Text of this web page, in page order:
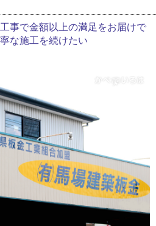
高い施工だけでは勝てない時代の流
ような大きな会社が仕事を受ける風
で見てましたね。ただ父は気にせ
み重ねてくれたおかげで、馬場建築
ています」
さんは、将来一緒に仕事をすること
すが、子どもたちには視野を広げて
。県外に出て、挫折したり失敗した
になるはずです。経験を積んだあ
興味を持って一緒に働くようなチャ
す」
お客さまのためになる選択を優先す
ければそれでいいとは思いません。
することは重要です。けれども住宅
んな施工をすればいいのか。ビスな
るところから手を抜かず、適正価格
す」
けではありません。馬場さんは、工
にならないよう可能な限り工期を短
、細部までの配慮しているそう。
施工方法も多様です。お客さまのご
、外壁修理で用いる塗料のメリッ
明した上で、お客さまに納得いただ
見積もりを複数ご用意することも珍
事で金額以上の満足をお届けで
な施工を続けたい